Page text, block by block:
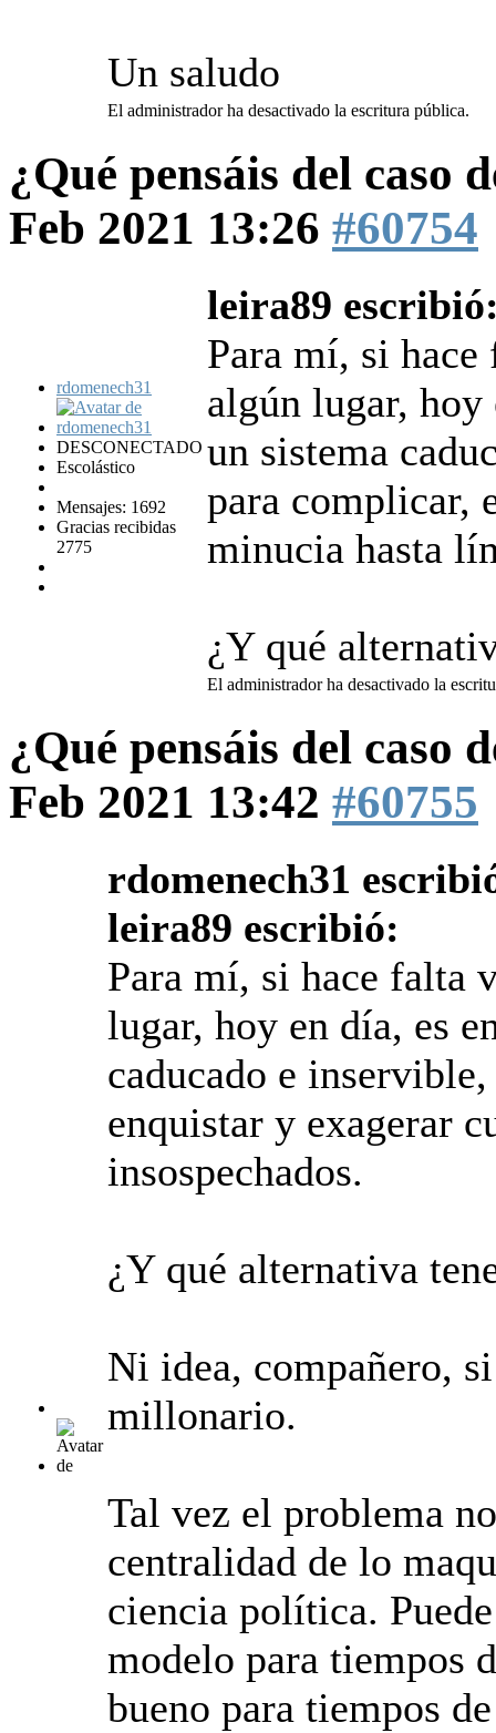
Un saludo
El administrador ha desactivado la escritura pública.
¿Qué pensáis del caso
Feb 2021 13:26 #60754
rdomenech31
DESCONECTADO
Escolástico
Mensajes: 1692
Gracias recibidas
2775
leira89
Para mí, si
algún lugar, hoy
un sistema
para complicar,
minucia hasta
¿Y qué
El administrador ha desactivado la
¿Qué pensáis del caso
Feb 2021 13:42 #60755
rdomenech31
leira89 escribió:
Para mí, si hace falta
lugar, hoy en día, es
caducado e
enquistar y exagerar
insospechados.
¿Y qué alternativa
Ni idea, compañero,
millonario.
Tal vez el problema
centralidad de lo
ciencia política.
modelo para tiempos
bueno para tiempos